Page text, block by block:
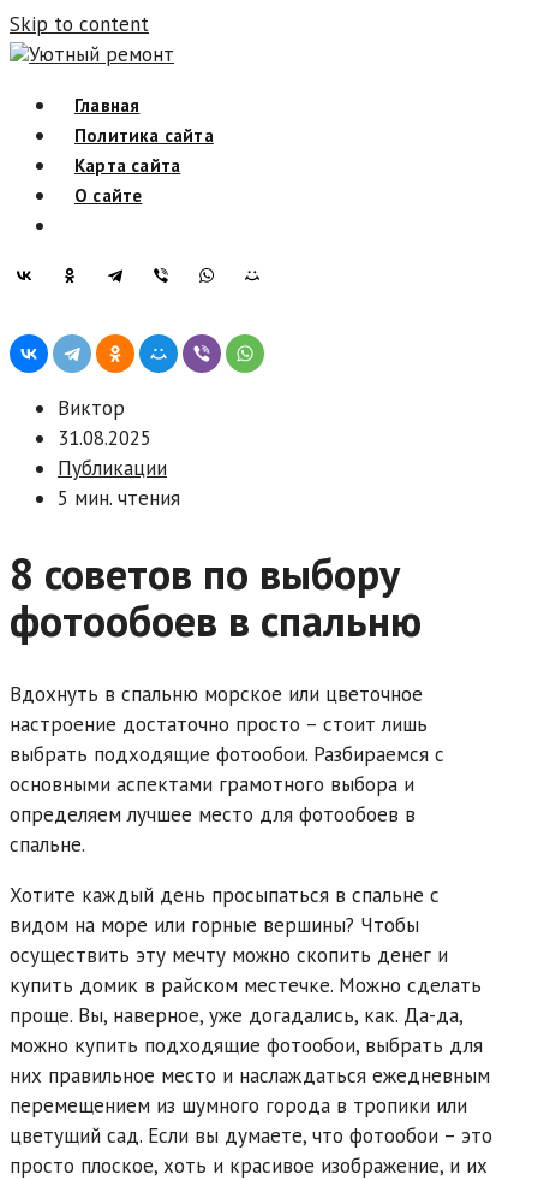
Skip to content
Уютный ремонт
Главная
Политика сайта
Карта сайта
О сайте
Виктор
31.08.2025
Публикации
5 мин. чтения
8 советов по выбору
фотообоев в спальню
Вдохнуть в спальню морское или цветочное
настроение достаточно просто – стоит лишь
выбрать подходящие фотообои. Разбираемся с
основными аспектами грамотного выбора и
определяем лучшее место для фотообоев в
спальне.
Хотите каждый день просыпаться в спальне с
видом на море или горные вершины? Чтобы
осуществить эту мечту можно скопить денег и
купить домик в райском местечке. Можно сделать
проще. Вы, наверное, уже догадались, как. Да-да,
можно купить подходящие фотообои, выбрать для
них правильное место и наслаждаться ежедневным
перемещением из шумного города в тропики или
цветущий сад. Если вы думаете, что фотообои – это
просто плоское, хоть и красивое изображение, и их